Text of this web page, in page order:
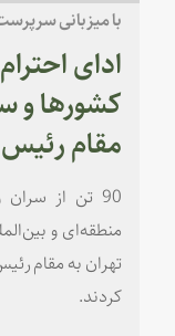
با میزبانی
کشورها و
مقام
90 تن از
منطقه‌ای و
تهران به مقام
کردند.